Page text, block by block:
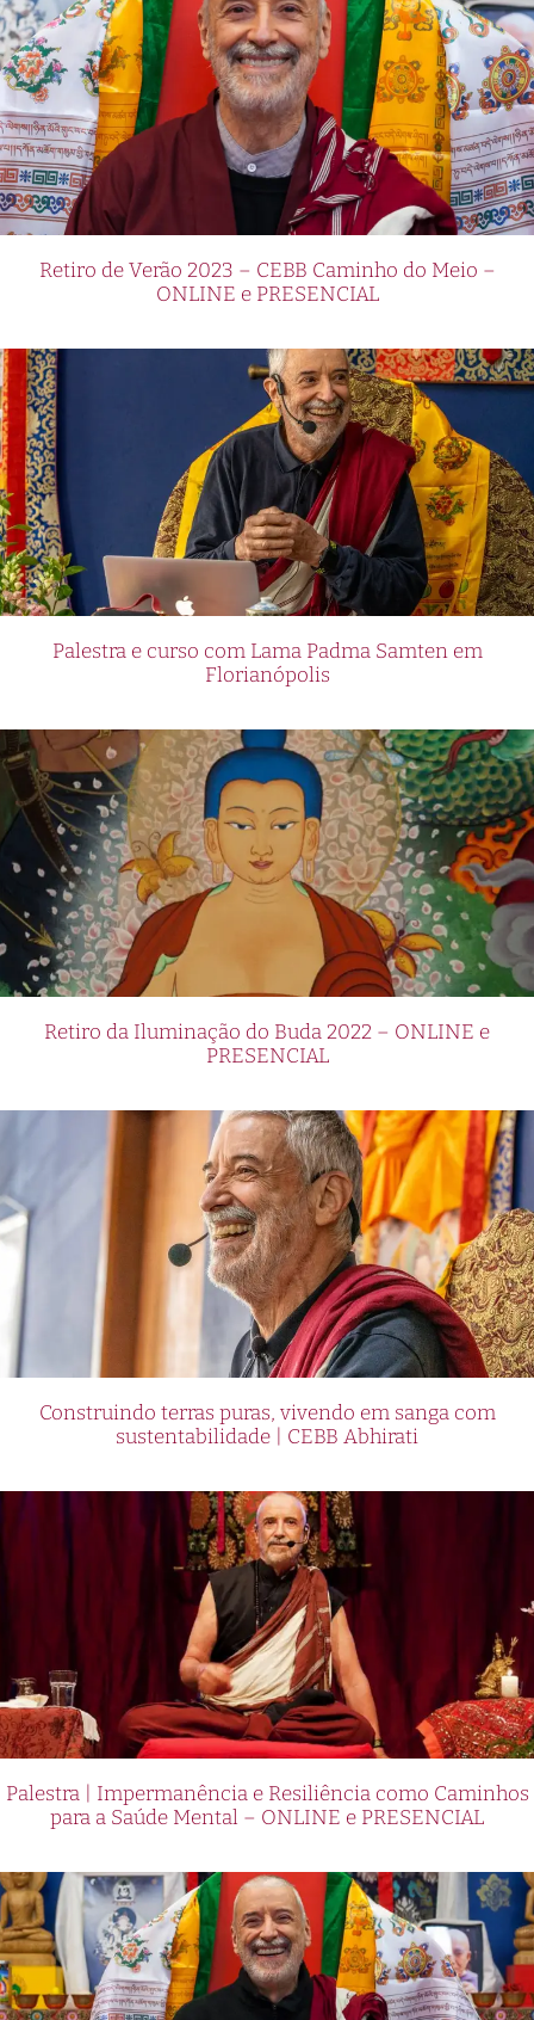
Retiro de Verão 2023 – CEBB Caminho do Meio –
ONLINE e PRESENCIAL
Palestra e curso com Lama Padma Samten em
Florianópolis
Retiro da Iluminação do Buda 2022 – ONLINE e
PRESENCIAL
Construindo terras puras, vivendo em sanga com
sustentabilidade | CEBB Abhirati
Palestra | Impermanência e Resiliência como Caminhos
para a Saúde Mental – ONLINE e PRESENCIAL